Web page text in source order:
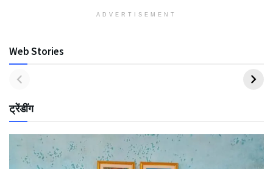
ADVERTISEMENT
Web Stories
ट्रेंडींग